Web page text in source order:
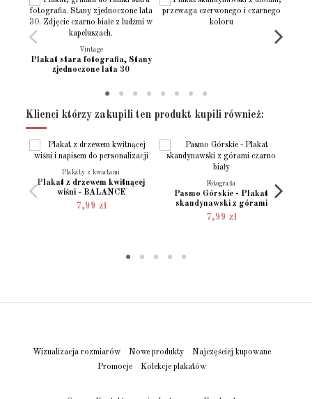
Rozmiar - (21x30) (21x30cm) 8x12"
Rozmiar - (30x40)
Rozmiar - (30x45)
Rozmiar - (40x50)
Położenie wydruku
Język projektu
Angielski
Polski
Stan Nowy produkt
Vintage
Plakat stara fotografia, Stany
zjednoczone lata 30
Klienci którzy zakupili ten produkt kupili również:
Plakaty z kwiatami
Plakat z drzewem kwitnącej
wiśni - BALANCE
7,99 zł
Fotografia
Pasmo Górskie - Plakat
skandynawski z górami
7,99 zł
Wizualizacja rozmiarów Nowe produkty
Najczęściej kupowane
Promocje
Kolekcje plakatów